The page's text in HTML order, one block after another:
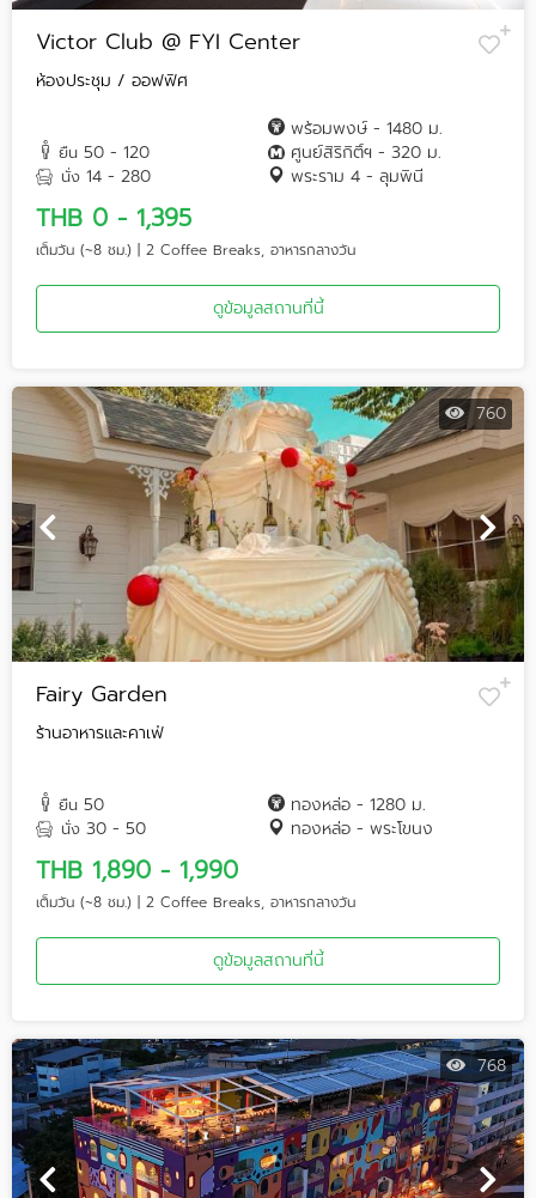
Victor Club @ FYI Center
ห้องประชุม / ออฟฟิศ
ยืน 50 - 120
นั่ง 14 - 280
พร้อมพงษ์ - 1480 ม.
ศูนย์สิริกิติ์ฯ - 320 ม.
พระราม 4 - ลุมพินี
THB 0 - 1,395
เต็มวัน (~8 ชม.) | 2 Coffee Breaks, อาหารกลางวัน
ดูข้อมูลสถานที่นี้
760
Fairy Garden
ร้านอาหารและคาเฟ่
ยืน 50
นั่ง 30 - 50
ทองหล่อ - 1280 ม.
ทองหล่อ - พระโขนง
THB 1,890 - 1,990
เต็มวัน (~8 ชม.) | 2 Coffee Breaks, อาหารกลางวัน
ดูข้อมูลสถานที่นี้
768